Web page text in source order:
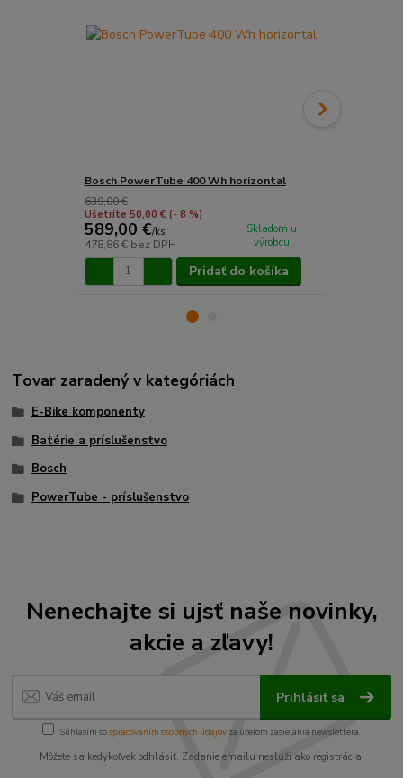
Bosch PowerTube 400 Wh horizontal
639,00 €
Ušetríte 50,00 € (- 8 %)
589,00 €/ks
478,86 € bez DPH
Skladom u
výrobcu
Pridať do košíka
Tovar zaradený v kategóriách
E-Bike komponenty
Batérie a príslušenstvo
Bosch
PowerTube - príslušenstvo
Nenechajte si ujsť naše novinky,
akcie a zľavy!
Prihlásiť sa
Súhlasím sospracovaním osobných údajov za účelom zasielania newslettera.
Môžete sa kedykoľvek odhlásiť. Zadanie emailu neslúži ako registrácia.